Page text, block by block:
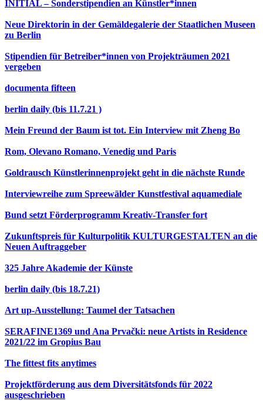
INITIAL – Sonderstipendien an Künstler*innen
Neue Direktorin in der Gemäldegalerie der Staatlichen Museen
zu Berlin
Stipendien für Betreiber*innen von Projekträumen 2021
vergeben
documenta fifteen
berlin daily (bis 11.7.21 )
Mein Freund der Baum ist tot. Ein Interview mit Zheng Bo
Rom, Olevano Romano, Venedig und Paris
Goldrausch Künstlerinnenprojekt geht in die nächste Runde
Interviewreihe zum Spreewälder Kunstfestival aquamediale
Bund setzt Förderprogramm Kreativ-Transfer fort
Zukunftspreis für Kulturpolitik KULTURGESTALTEN an die
Neuen Auftraggeber
325 Jahre Akademie der Künste
berlin daily (bis 18.7.21)
Art up-Ausstellung: Taumel der Tatsachen
SERAFINE1369 und Ana Prvački: neue Artists in Residence
2021/22 im Gropius Bau
The fittest fits anytimes
Projektförderung aus dem Diversitätsfonds für 2022
ausgeschrieben